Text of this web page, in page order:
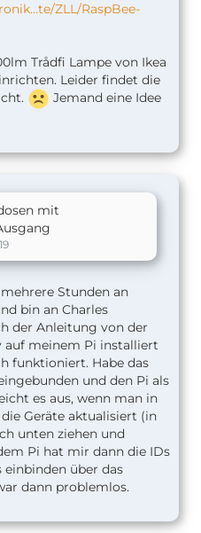
ZLL/RaspBee-
Trådfi Lampe von Ikea
Leider findet die
Jemand eine Idee
mit
Stunden an
bin an Charles
der Anleitung von der
auf meinem Pi installiert
funktioniert. Habe das
und den Pi als
es aus, wenn man in
Geräte aktualisiert (in
unten ziehen und
Pi hat mir dann die IDs
einbinden über das
dann problemlos.